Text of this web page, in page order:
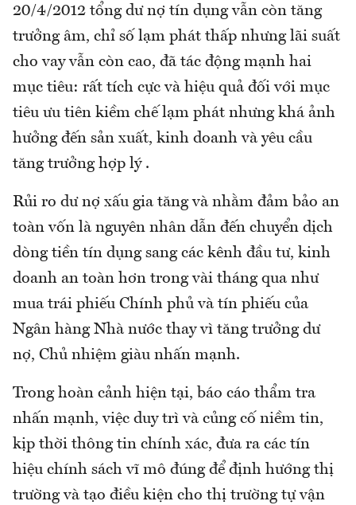
20/4/2012 tổng dư nợ tín dụng vẫn còn tăng
trưởng âm, chỉ số lạm phát thấp nhưng lãi suất
cho vay vẫn còn cao, đã tác động mạnh hai
mục tiêu: rất tích cực và hiệu quả đối với mục
tiêu ưu tiên kiềm chế lạm phát nhưng khá ảnh
hưởng đến sản xuất, kinh doanh và yêu cầu
tăng trưởng hợp lý .
Rủi ro dư nợ xấu gia tăng và nhằm đảm bảo an
toàn vốn là nguyên nhân dẫn đến chuyển dịch
dòng tiền tín dụng sang các kênh đầu tư, kinh
doanh an toàn hơn trong vài tháng qua như
mua trái phiếu Chính phủ và tín phiếu của
Ngân hàng Nhà nước thay vì tăng trưởng dư
nợ, Chủ nhiệm giàu nhấn mạnh.
Trong hoàn cảnh hiện tại, báo cáo thẩm tra
nhấn mạnh, việc duy trì và củng cố niềm tin,
kịp thời thông tin chính xác, đưa ra các tín
hiệu chính sách vĩ mô đúng để định hướng thị
trường và tạo điều kiện cho thị trường tự vận